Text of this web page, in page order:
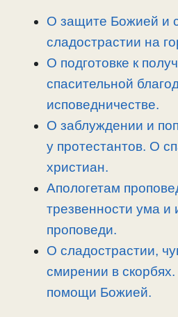
О защите Божией и
сладострастии на
О подготовке к
спасительной
исповедничестве.
О заблуждении и
у протестантов. О
христиан.
Апологетам
трезвенности ума и
проповеди.
О сладострастии,
смирении в
помощи Божией.